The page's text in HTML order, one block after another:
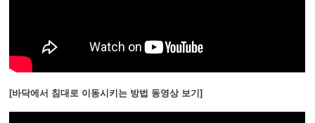
[바닥에서 침대로 이동시키는 방법 동영상 보기]